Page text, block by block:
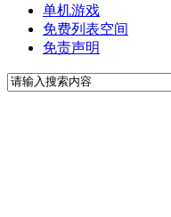
单机游戏
免费列表空间
免责声明